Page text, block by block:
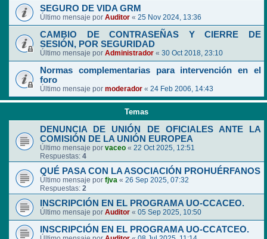
SEGURO DE VIDA GRM
Último mensaje por Auditor « 25 Nov 2024, 13:36
CAMBIO DE CONTRASEÑAS Y CIERRE DE
SESIÓN, POR SEGURIDAD
Último mensaje por Administrador « 30 Oct 2018, 23:10
Normas complementarias para intervención en el
foro
Último mensaje por moderador « 24 Feb 2006, 14:43
Temas
DENUNCIA DE UNIÓN DE OFICIALES ANTE LA
COMISIÓN DE LA UNIÓN EUROPEA
Último mensaje por vaceo « 22 Oct 2025, 12:51
Respuestas: 4
QUÉ PASA CON LA ASOCIACIÓN PROHUÉRFANOS
Último mensaje por fjva « 26 Sep 2025, 07:32
Respuestas: 2
INSCRIPCIÓN EN EL PROGRAMA UO-CCACEO.
Último mensaje por Auditor « 05 Sep 2025, 10:50
INSCRIPCIÓN EN EL PROGRAMA UO-CCATCEO.